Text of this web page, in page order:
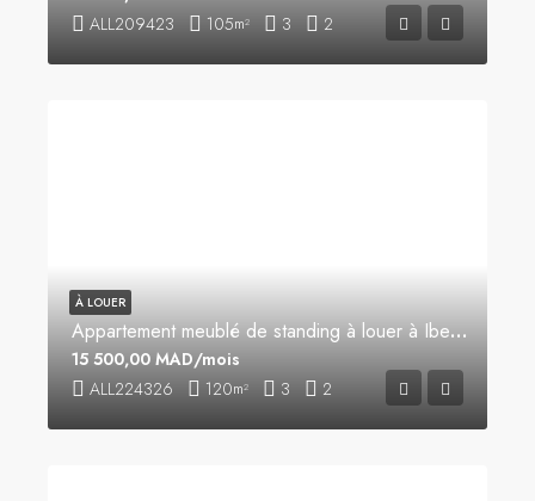
ALL209423 105m² 3 2
Appartement meublé de standing à louer à Iberia
ALL224326 120m² 3 2
15 500,00 MAD/mois
À LOUER